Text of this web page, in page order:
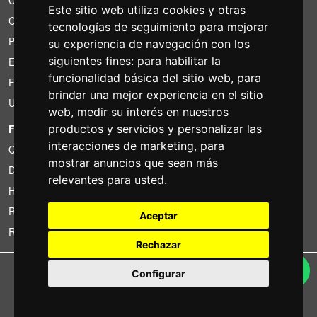
Este sitio web utiliza cookies y otras
tecnologías de seguimiento para mejorar
su experiencia de navegación con los
siguientes fines: para habilitar la
funcionalidad básica del sitio web, para
brindar una mejor experiencia en el sitio
web, medir su interés en nuestros
productos y servicios y personalizar las
interacciones de marketing, para
mostrar anuncios que sean más
relevantes para usted.
Aceptar
Rechazar
Configurar
Cotizaciones
Paquetes de ahorro
Encontrado por menos?
Financiacion
Uso
FOTOCOLOMBO.IT
Quienes somos
Donde estamos
Horario de la tienda
Resenas sobre Trovaprezzi
Resenas sobre Google
Copyright © Fotocolombo Srl - Viale Verdi 95 - 23807 Merate (LC) - P. Iva
03298370135 - SDI: M5UXCR1